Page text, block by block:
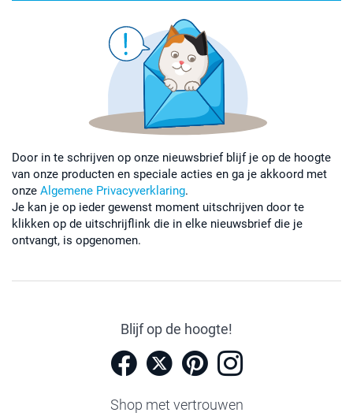
Door in te schrijven op onze nieuwsbrief blijf je op de hoogte
van onze producten en speciale acties en ga je akkoord met
onze Algemene Privacyverklaring.
Je kan je op ieder gewenst moment uitschrijven door te
klikken op de uitschrijflink die in elke nieuwsbrief die je
ontvangt, is opgenomen.
Blijf op de hoogte!
Shop met vertrouwen